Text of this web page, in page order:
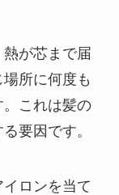
が芯まで届
所に何度も
これは髪の
要因です。
ロンを当て